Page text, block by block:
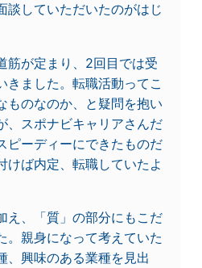
談していただいたのがはじ
筋が定まり、2回目では受
きました。転職活動ってこ
ものなのか、と疑問を抱い
、スポナビキャリアさんだ
ピーディーにできたものだ
けば内定、転職していたよ
え、「質」の部分にもこだ
。親身になって考えていた
、興味のある業種を見出